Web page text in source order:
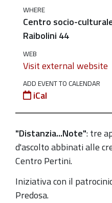
crescentine
nel
Parco
del
"Pertini"
2020-
07-
16T20:00:00+02:00
2020-
07-
16T23:00:00+02:00
Giovedì
16,
WHERE
Centro socio-
Raibolini 44
WEB
Visit external website
ADD EVENT TO CALENDAR
iCal
"Distanzia...Note": tre
d'ascolto abbinati alle
Centro Pertini.
Iniziativa con il
Predosa.